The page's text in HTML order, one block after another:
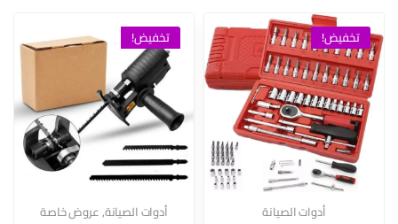
تخفيض!
أدوات الصيانة
تخفيض!
أدوات الصيانة,عروض خاصة